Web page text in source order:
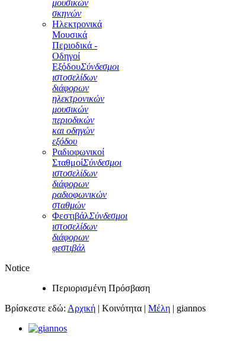
μουσικών
σκηνών
Ηλεκτρονικά
Μουσικά
Περιοδικά -
Οδηγοί
ΕξόδουΣύνδεσμοι
ιστοσελίδων
διάφορων
ηλεκτρονικών
μουσικών
περιοδικών
και οδηγών
εξόδου
Ραδιοφωνικοί
ΣταθμοίΣύνδεσμοι
ιστοσελίδων
διάφορων
ραδιοφωνικών
σταθμών
ΦεστιβάλΣύνδεσμοι
ιστοσελίδων
διάφορων
φεστιβάλ
Notice
Περιορισμένη Πρόσβαση
Βρίσκεστε εδώ: Αρχική | Κοινότητα | Μέλη | giannos